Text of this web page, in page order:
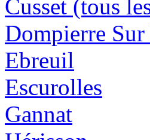
Cusset (tous
Dompierre Sur
Ebreuil
Escurolles
Gannat